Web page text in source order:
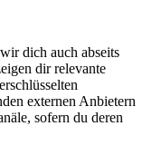
dich auch abseits
dir relevante
externen Anbietern
sofern du deren